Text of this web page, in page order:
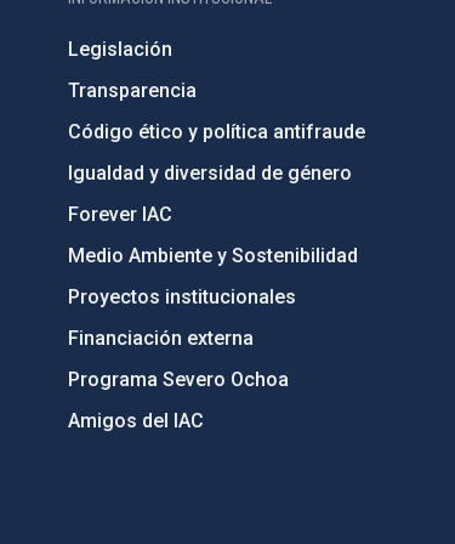
Legislación
Transparencia
Código ético y política antifraude
Igualdad y diversidad de género
Forever IAC
Medio Ambiente y Sostenibilidad
Proyectos institucionales
Financiación externa
Programa Severo Ochoa
Amigos del IAC